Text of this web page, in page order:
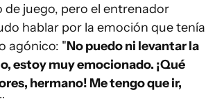
de juego, pero el entrenador
hablar por la emoción que tenía
agónico: "No puedo ni levantar la
estoy muy emocionado. ¡Qué
hermano! Me tengo que ir,